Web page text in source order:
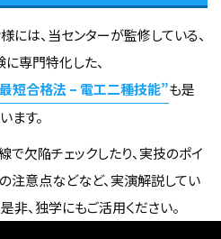
は、当センターが監修している、
専門特化した、
短合格法 – 電工二種技能”も是
ます。
欠陥チェックしたり、実技のポイ
注意点などなど、実演解説してい
非、独学にもご活用ください。